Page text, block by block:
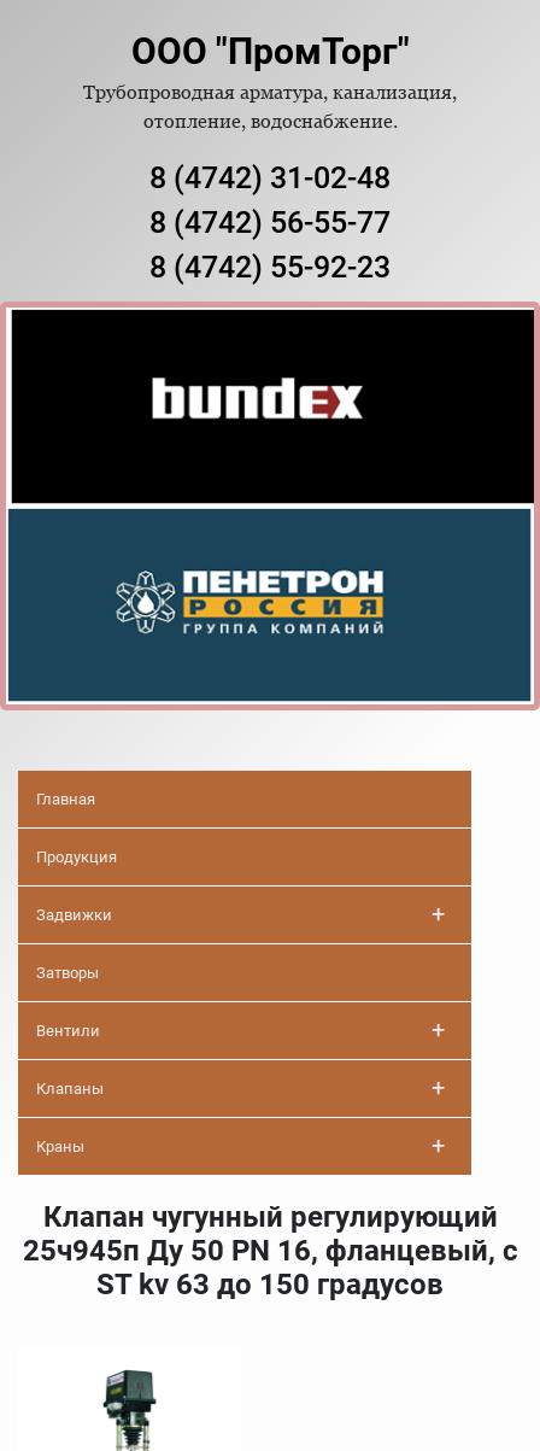
ООО "ПромТорг"
Трубопроводная арматура, канализация,
отопление, водоснабжение.
8 (4742) 31-02-48
8 (4742) 56-55-77
8 (4742) 55-92-23
Главная
Продукция
Задвижки +
Затворы
Вентили +
Клапаны +
Краны +
Клапан чугунный регулирующий
25ч945п Ду 50 PN 16, фланцевый, с
ST kv 63 до 150 градусов